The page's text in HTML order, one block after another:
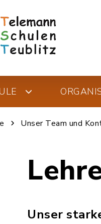
Unser Team und
Unser